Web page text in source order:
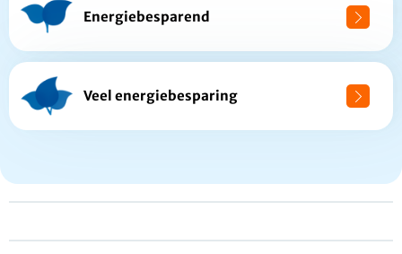
Energiebesparend
Veel energiebesparing